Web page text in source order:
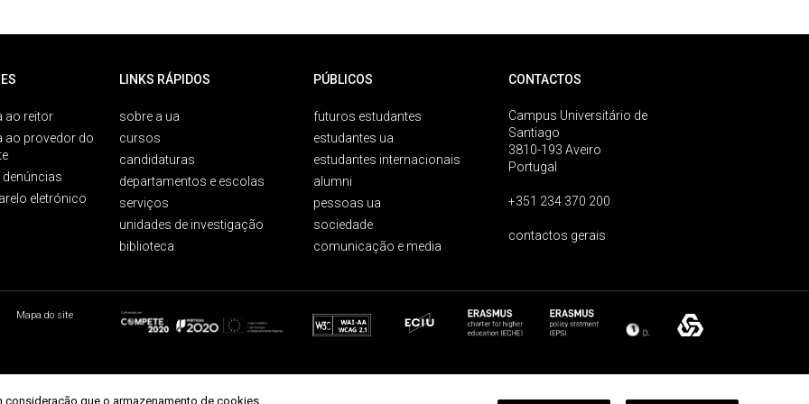
ao reitor
ao provedor do
denúncias
eletrónico
LINKS RÁPIDOS
sobre a ua
cursos
candidaturas
departamentos e escolas
serviços
unidades de investigação
biblioteca
PÚBLICOS
futuros estudantes
estudantes ua
estudantes internacionais
alumni
pessoas ua
sociedade
comunicação e media
CONTACTOS
Campus Universitário de
Santiago
3810-193 Aveiro
Portugal
+351 234 370 200
contactos gerais
Mapa do site
consideração que o armazenamento de cookies